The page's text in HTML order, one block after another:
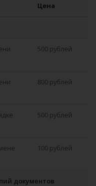
Цена
500 рублей
800 рублей
500 рублей
100 рублей
документов